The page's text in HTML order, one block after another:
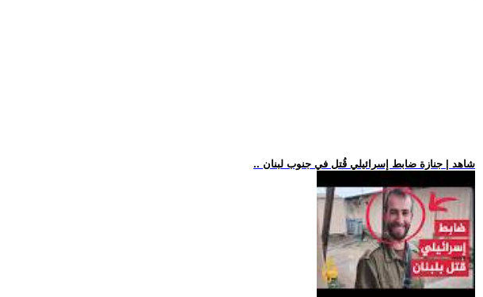
.. شاهد | جنازة ضابط إسرائيلي قُتل في جنوب لبنان